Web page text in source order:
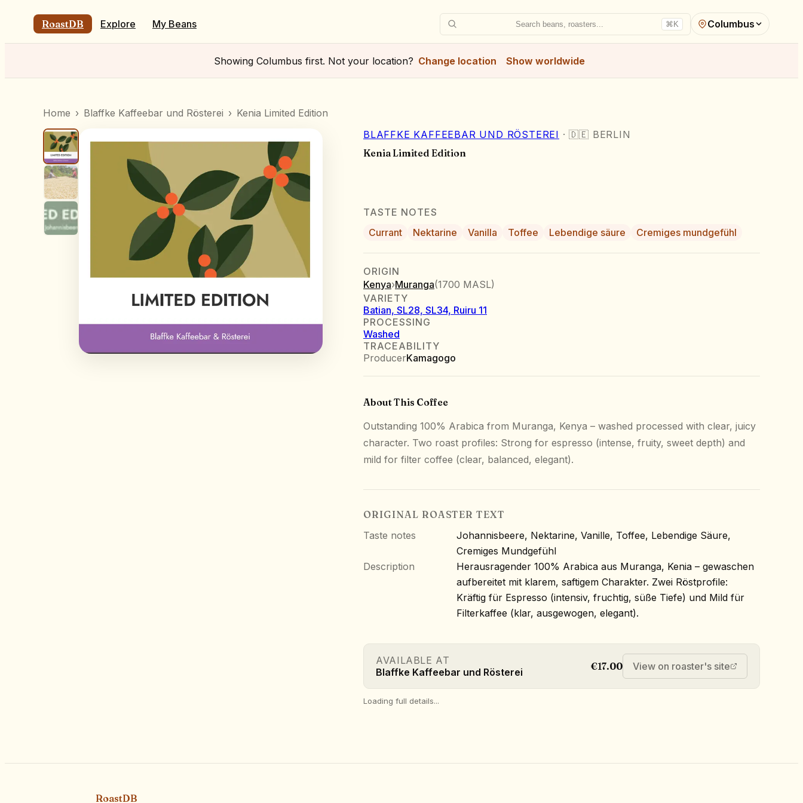
RoastDB Explore My Beans Search beans, roasters... ⌘K Columbus
Showing Columbus first. Not your location? Change location Show worldwide
Home › Blaffke Kaffeebar und Rösterei › Kenia Limited Edition
BLAFFKE KAFFEEBAR UND RÖSTEREI ·🇩🇪 BERLIN
Kenia Limited Edition
TASTE NOTES
Currant
Nektarine Vanilla Toffee Lebendige säure Cremiges mundgefühl
ORIGIN
Kenya›Muranga(1700 MASL)
VARIETY
Batian, SL28, SL34, Ruiru 11
PROCESSING
Washed
TRACEABILITY
ProducerKamagogo
About This Coffee
Outstanding 100% Arabica from Muranga, Kenya – washed processed with clear, juicy
character. Two roast profiles: Strong for espresso (intense, fruity, sweet depth) and
mild for filter coffee (clear, balanced, elegant).
ORIGINAL ROASTER TEXT
Taste notes
Johannisbeere, Nektarine, Vanille, Toffee, Lebendige Säure,
Cremiges Mundgefühl
Description
Herausragender 100% Arabica aus Muranga, Kenia – gewaschen
aufbereitet mit klarem, saftigem Charakter. Zwei Röstprofile:
Kräftig für Espresso (intensiv, fruchtig, süße Tiefe) und Mild für
Filterkaffee (klar, ausgewogen, elegant).
AVAILABLE AT
Blaffke Kaffeebar und Rösterei
€17.00 View on roaster's site
Loading full details...
RoastDB